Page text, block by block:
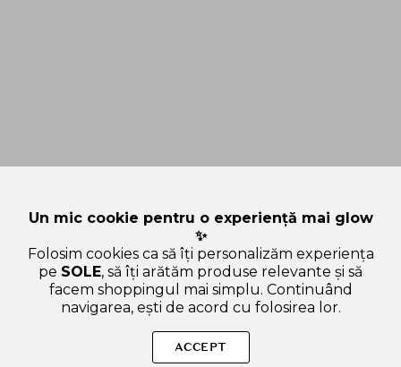
Produse autentice, conforme UE, alese responsabil.
Un mic cookie pentru o experiență mai glow
✨
Folosim cookies ca să îți personalizăm experiența
pe SOLE, să îți arătăm produse relevante și să
facem shoppingul mai simplu. Continuând
navigarea, ești de acord cu folosirea lor.
ACCEPT